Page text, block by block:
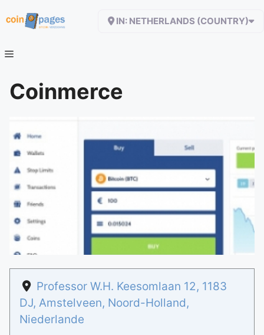
Inhalt
IN: NETHERLANDS (COUNTRY)
Coinmerce
Professor W.H. Keesomlaan 12, 1183
DJ, Amstelveen, Noord-Holland,
Niederlande